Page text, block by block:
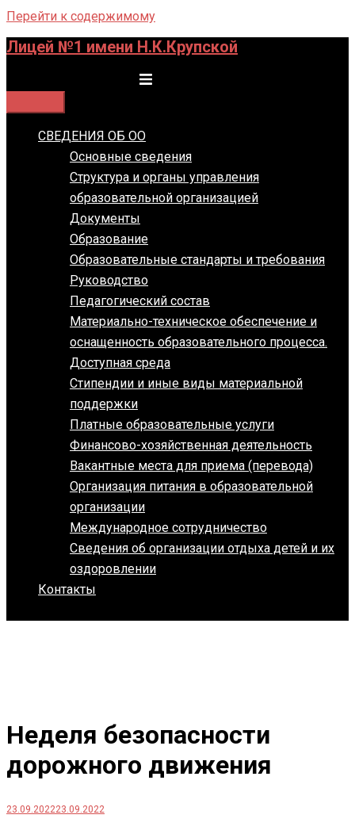
Перейти к содержимому
Лицей №1 имени Н.К.Крупской
СВЕДЕНИЯ ОБ ОО
Основные сведения
Структура и органы управления
образовательной организацией
Документы
Образование
Образовательные стандарты и требования
Руководство
Педагогический состав
Материально-техническое обеспечение и
оснащенность образовательного процесса.
Доступная среда
Стипендии и иные виды материальной
поддержки
Платные образовательные услуги
Финансово-хозяйственная деятельность
Вакантные места для приема (перевода)
Организация питания в образовательной
организации
Международное сотрудничество
Сведения об организации отдыха детей и их
оздоровлении
Контакты
Неделя безопасности
дорожного движения
23.09.202223.09.2022